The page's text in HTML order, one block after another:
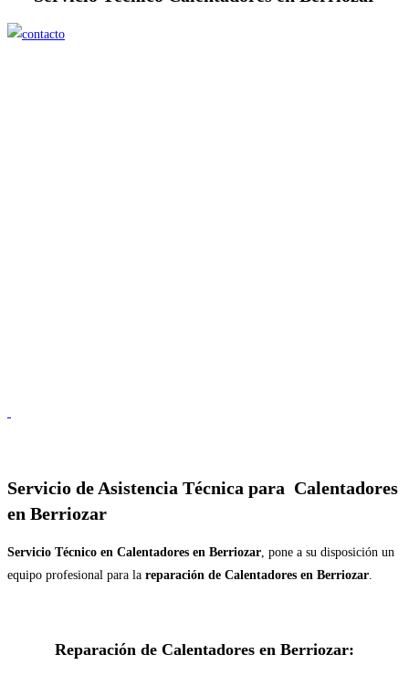
Servicio de Asistencia Técnica para Calentadores
en Berriozar
Servicio Técnico en Calentadores en Berriozar, pone a su disposición un
equipo profesional para la reparación de Calentadores en Berriozar.
Reparación de Calentadores en Berriozar: